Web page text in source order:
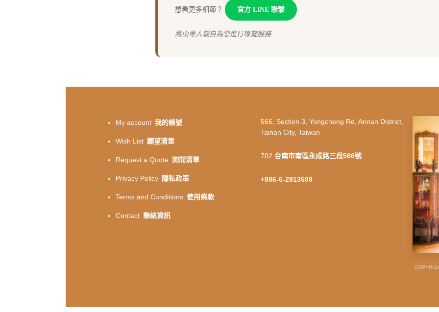
想看更多細節？ 官方 LINE 聯繫
將由專人親自為您進行導覽服務
My account 我的帳號
Wish List 願望清單
Request a Quote 詢問清單
Privacy Policy 隱私政策
Terms and Conditions 使用條款
Contact 聯絡資訊
566, Section 3, Yongcheng Rd, Annan District,
Tainan City, Taiwan
702 台南市南區永成路三段566號
+886-6-2913609